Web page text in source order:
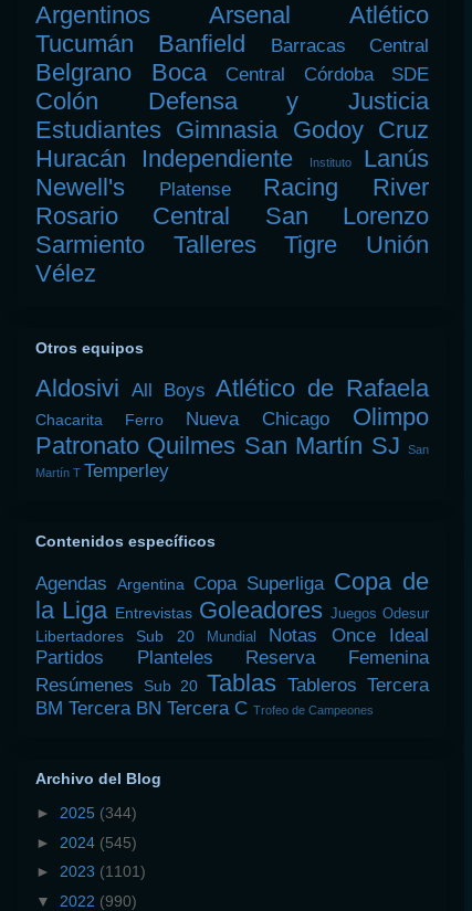
Argentinos Arsenal
Atlético
Tucumán
Banfield Barracas Central
Belgrano Boca Central Córdoba SDE
Colón
Defensa y Justicia
Estudiantes Gimnasia Godoy Cruz
Huracán
Independiente Instituto
Lanús
Newell's
Platense Racing
River
Rosario Central
San Lorenzo
Sarmiento
Talleres Tigre
Unión
Vélez
Otros equipos
Aldosivi All Boys Atlético de Rafaela
Chacarita Ferro Nueva Chicago
Olimpo
Patronato Quilmes San Martín SJ
San
Martín T Temperley
Contenidos específicos
Agendas Argentina Copa Superliga Copa de
la Liga Entrevistas Goleadores Juegos Odesur
Libertadores Sub 20 Mundial Notas
Once Ideal
Partidos
Planteles
Reserva Femenina
Resúmenes
Sub 20 Tablas Tableros Tercera
BM Tercera BN Tercera C Trofeo de Campeones
Archivo del Blog
► 2025 (344)
► 2024 (545)
► 2023 (1101)
▼ 2022 (990)